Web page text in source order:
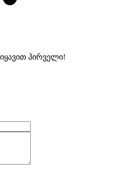
პირველი!